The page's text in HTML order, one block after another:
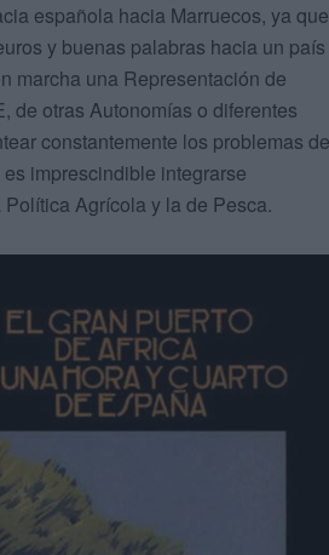
española hacia Marruecos, ya que
y buenas palabras hacia un país
marcha una Representación de
de otras Autonomías o diferentes
constantemente los problemas de
imprescindible integrarse
Agrícola y la de Pesca.